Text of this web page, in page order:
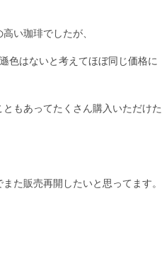
い珈琲でしたが、
色はないと考えてほぼ同じ価格に
もあってたくさん購入いただけた
た販売再開したいと思ってます。